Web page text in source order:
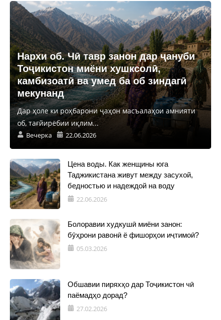
Нархи об. Чӣ тавр занон дар ҷануби
Тоҷикистон миёни хушксолӣ,
камбизоатӣ ва умед ба об зиндагӣ
мекунанд
Дар ҳоле ки роҳбарони ҷаҳон масъалаҳои амнияти
об, тағйирёбии иқлим...
Вечерка 22.06.2026
Цена воды. Как женщины юга
Таджикистана живут между засухой,
бедностью и надеждой на воду
22.06.2026
Болоравии худкушӣ миёни занон:
бӯҳрони равонӣ ё фишорҳои иҷтимоӣ?
05.03.2026
Обшавии пиряхҳо дар Тоҷикистон чӣ
паёмадҳо дорад?
27.02.2026